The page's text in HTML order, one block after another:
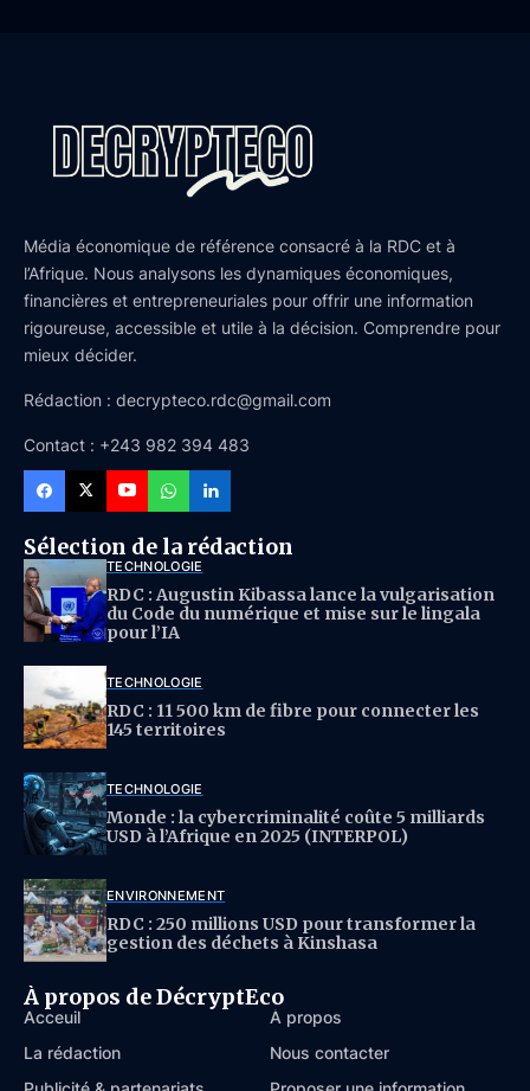
Média économique de référence consacré à la RDC et à
l’Afrique. Nous analysons les dynamiques économiques,
financières et entrepreneuriales pour offrir une information
rigoureuse, accessible et utile à la décision. Comprendre pour
mieux décider.
Rédaction : decrypteco.rdc@gmail.com
Contact : +243 982 394 483
Sélection de la rédaction
TECHNOLOGIE
RDC : Augustin Kibassa lance la vulgarisation
du Code du numérique et mise sur le lingala
pour l’IA
TECHNOLOGIE
RDC : 11 500 km de fibre pour connecter les
145 territoires
TECHNOLOGIE
Monde : la cybercriminalité coûte 5 milliards
USD à l’Afrique en 2025 (INTERPOL)
ENVIRONNEMENT
RDC : 250 millions USD pour transformer la
gestion des déchets à Kinshasa
À propos de DécryptEco
Acceuil
À propos
La rédaction
Nous contacter